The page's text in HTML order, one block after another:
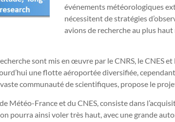
événements météorologiques
nécessitent de stratégies
avions de recherche au plus
sont mis en œuvre par le CNRS, le CNES
une flotte aéroportée diversifiée,
communauté de scientifiques, propose le
Météo-France et du CNES, consiste dans
pourra ainsi voler très haut, avec une grande